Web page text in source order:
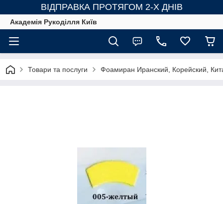
ВІДПРАВКА ПРОТЯГОМ 2-Х ДНІВ
Академія Рукоділля Київ
Товари та послуги Фоамиран Иранский, Корейский,